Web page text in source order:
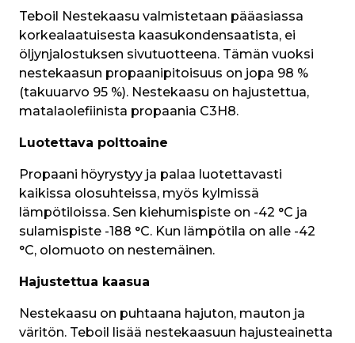
Teboil Nestekaasu valmistetaan pääasiassa
korkealaatuisesta kaasukondensaatista, ei
öljynjalostuksen sivutuotteena. Tämän vuoksi
nestekaasun propaanipitoisuus on jopa 98 %
(takuuarvo 95 %). Nestekaasu on hajustettua,
matalaolefiinista propaania C3H8.
Luotettava polttoaine
Propaani höyrystyy ja palaa luotettavasti
kaikissa olosuhteissa, myös kylmissä
lämpötiloissa. Sen kiehumispiste on -42 °C ja
sulamispiste -188 °C. Kun lämpötila on alle -42
°C, olomuoto on nestemäinen.
Hajustettua kaasua
Nestekaasu on puhtaana hajuton, mauton ja
väritön. Teboil lisää nestekaasuun hajusteainetta